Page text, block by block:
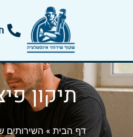
תיקון
דף הבית » השירותים